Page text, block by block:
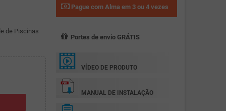
de Piscinas
Pague com Alma em 3 ou 4 vezes
Portes de envio GRÁTIS
VÍDEO DE PRODUTO
MANUAL DE INSTALAÇÃO